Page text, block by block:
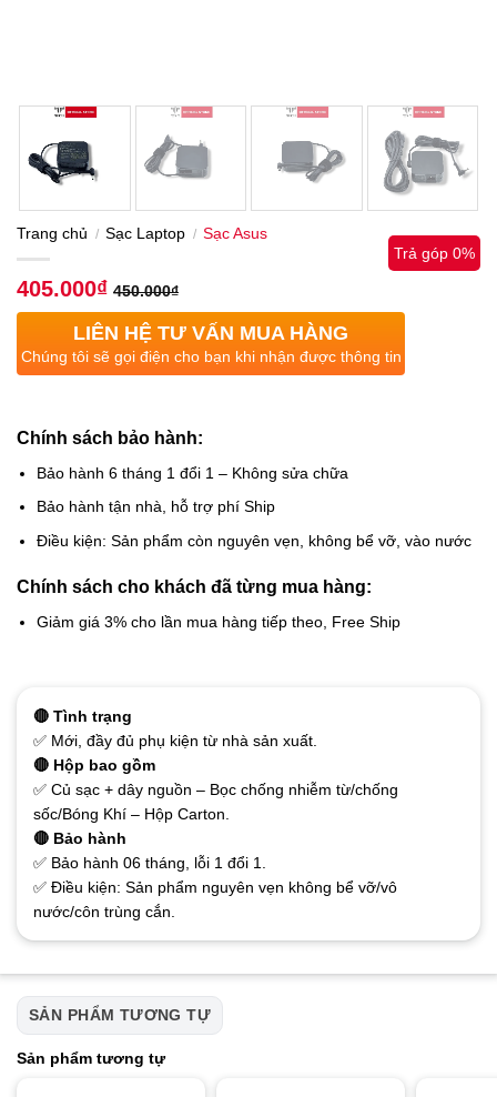
Trang chủ / Sạc Laptop / Sạc Asus
405.000₫ 450.000₫
Trả góp 0%
LIÊN HỆ TƯ VẤN MUA HÀNG
Chúng tôi sẽ gọi điện cho bạn khi nhận được thông tin
Chính sách bảo hành:
Bảo hành 6 tháng 1 đổi 1 – Không sửa chữa
Bảo hành tận nhà, hỗ trợ phí Ship
Điều kiện: Sản phẩm còn nguyên vẹn, không bể vỡ, vào nước
Chính sách cho khách đã từng mua hàng:
Giảm giá 3% cho lần mua hàng tiếp theo, Free Ship
🔴 Tình trạng
✅ Mới, đầy đủ phụ kiện từ nhà sản xuất.
🔴 Hộp bao gồm
✅ Củ sạc + dây nguồn – Bọc chống nhiễm từ/chống
sốc/Bóng Khí – Hộp Carton.
🔴 Bảo hành
✅ Bảo hành 06 tháng, lỗi 1 đổi 1.
✅ Điều kiện: Sản phẩm nguyên vẹn không bể vỡ/vô
nước/côn trùng cắn.
SẢN PHẨM TƯƠNG TỰ
Sản phẩm tương tự